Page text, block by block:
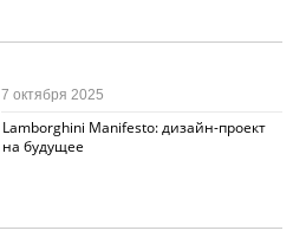
Lamborghini Manifesto: дизайн-проект
на будущее
7 октября 2025